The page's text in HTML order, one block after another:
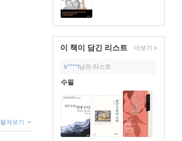
이 책이 담긴 리스트 더보기
k****t님의 리스트
수필
펼쳐보기